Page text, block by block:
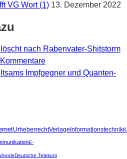
VG Wort (1) 13. Dezember 2022
nach Rabenvater-Shitstorm
Impfgegner und Quanten-
UrheberrechtVerlage Informationstechnik
E-
AppleDeutsche Telekom